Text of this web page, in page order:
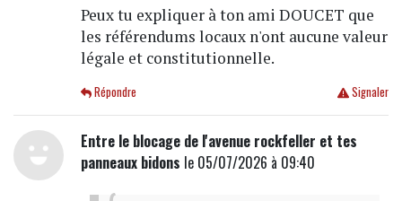
Peux tu expliquer à ton ami DOUCET que
les référendums locaux n'ont aucune valeur
légale et constitutionnelle.
Signaler
Répondre
Entre le blocage de l'avenue rockfeller et tes
panneaux bidons le 05/07/2026 à 09:40